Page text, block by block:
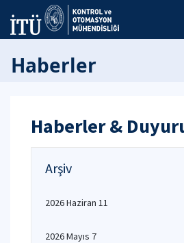
Haberler
Haberler &
Arşiv
2026 Haziran 11
2026 Mayıs 7